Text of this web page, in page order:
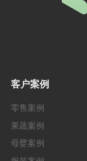
客户案例
零售案例
果蔬案例
母婴案例